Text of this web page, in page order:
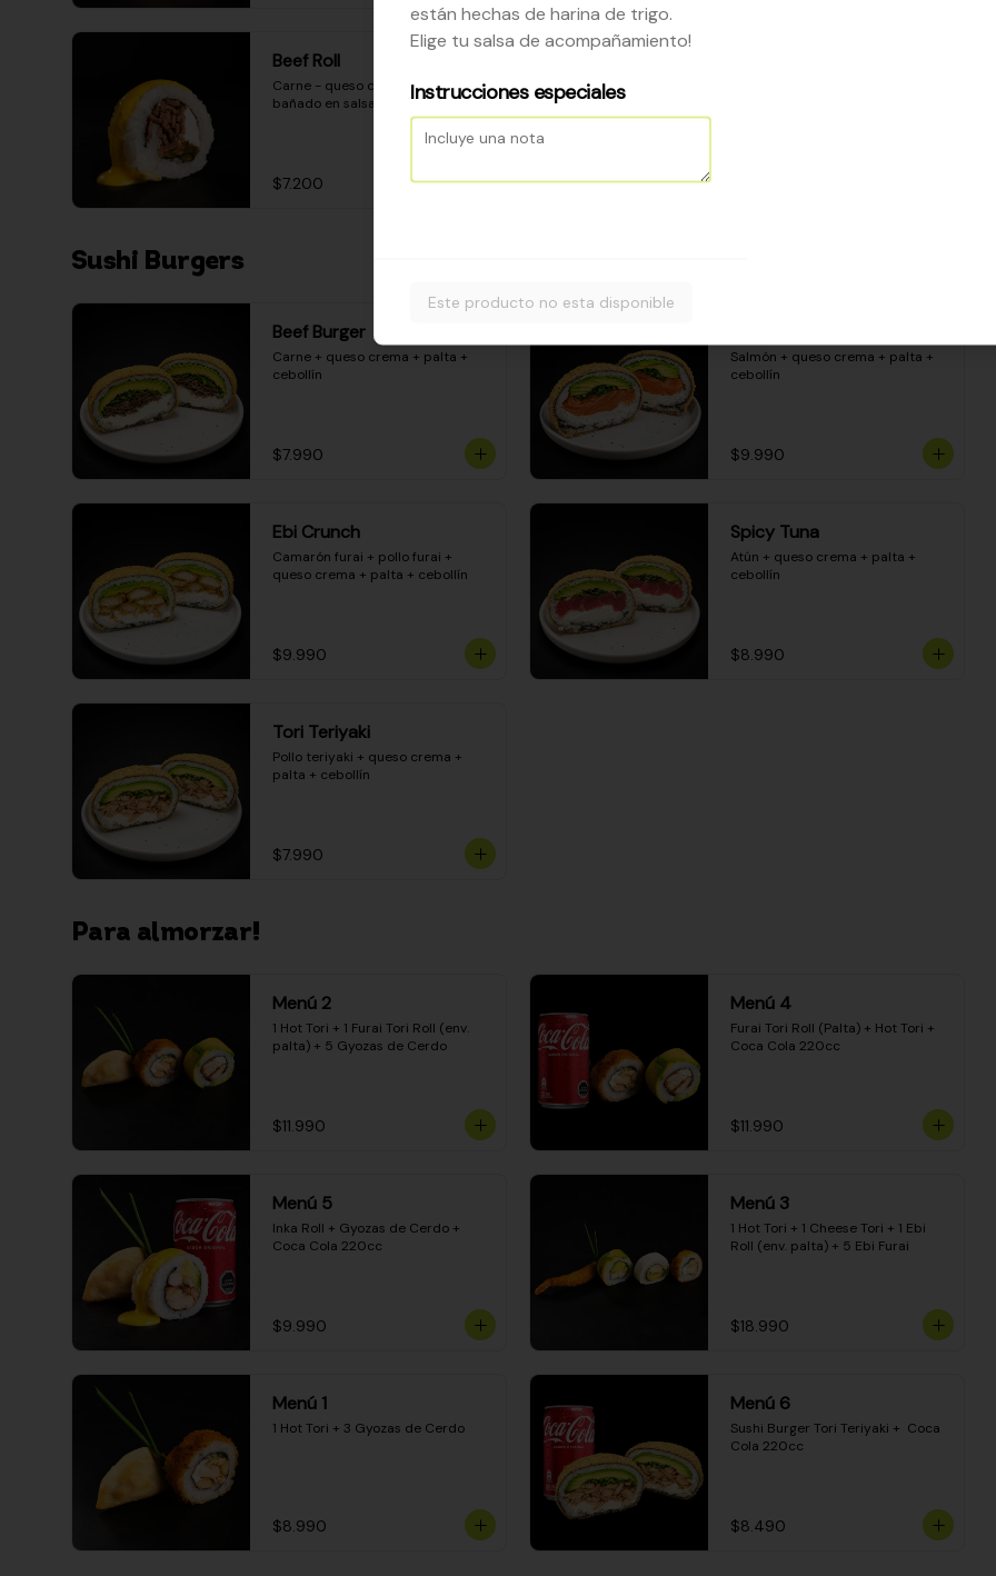
Beef Roll
Carne - queso crema - pimentón -
bañado en salsa huancaína
$7.200
Sushi Burgers
Beef Burger
Carne + queso crema + palta +
cebollín
$7.990
Salmón + queso crema + palta +
cebollín
$9.990
Ebi Crunch
Camarón furai + pollo furai +
queso crema + palta + cebollín
$9.990
Spicy Tuna
Atún + queso crema + palta +
cebollín
$8.990
Tori Teriyaki
Pollo teriyaki + queso crema +
palta + cebollín
$7.990
Para almorzar!
Menú 2
1 Hot Tori + 1 Furai Tori Roll (env.
palta) + 5 Gyozas de Cerdo
$11.990
Menú 4
Furai Tori Roll (Palta) + Hot Tori +
Coca Cola 220cc
$11.990
Menú 5
Inka Roll + Gyozas de Cerdo +
Coca Cola 220cc
$9.990
Menú 3
1 Hot Tori + 1 Cheese Tori + 1 Ebi
Roll (env. palta) + 5 Ebi Furai
$18.990
Menú 1
1 Hot Tori + 3 Gyozas de Cerdo
$8.990
Menú 6
Sushi Burger Tori Teriyaki +  Coca
Cola 220cc
$8.490
están hechas de harina de trigo.
Elige tu salsa de acompañamiento!
Instrucciones especiales
Este producto no esta disponible